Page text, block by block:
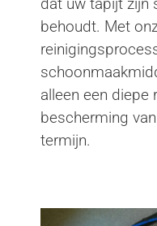
behoudt. Met
alleen een diepe
bescherming
termijn.